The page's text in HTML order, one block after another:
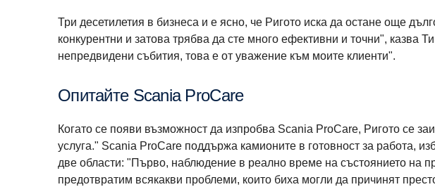
Три десетилетия в бизнеса и е ясно, че Ригото иска да остане още
конкурентни и затова трябва да сте много ефективни и точни", казва
непредвидени събития, това е от уважение към моите клиенти".
Опитайте Scania ProCare
Когато се появи възможност да изпробва Scania ProCare, Ригото се
услуга." Scania ProCare поддържа камионите в готовност за работа,
две области: "Първо, наблюдение в реално време на състоянието на
предотвратим всякакви проблеми, които биха могли да причинят